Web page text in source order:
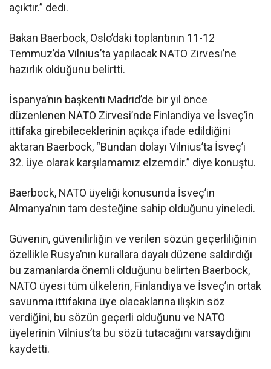
açıktır.” dedi.
Bakan Baerbock, Oslo’daki toplantının 11-12
Temmuz’da Vilnius’ta yapılacak NATO Zirvesi’ne
hazırlık olduğunu belirtti.
İspanya’nın başkenti Madrid’de bir yıl önce
düzenlenen NATO Zirvesi’nde Finlandiya ve İsveç’in
ittifaka girebileceklerinin açıkça ifade edildiğini
aktaran Baerbock, “Bundan dolayı Vilnius’ta İsveç’i
32. üye olarak karşılamamız elzemdir.” diye konuştu.
Baerbock, NATO üyeliği konusunda İsveç’in
Almanya’nın tam desteğine sahip olduğunu yineledi.
Güvenin, güvenilirliğin ve verilen sözün geçerliliğinin
özellikle Rusya’nın kurallara dayalı düzene saldırdığı
bu zamanlarda önemli olduğunu belirten Baerbock,
NATO üyesi tüm ülkelerin, Finlandiya ve İsveç’in ortak
savunma ittifakına üye olacaklarına ilişkin söz
verdiğini, bu sözün geçerli olduğunu ve NATO
üyelerinin Vilnius’ta bu sözü tutacağını varsaydığını
kaydetti.